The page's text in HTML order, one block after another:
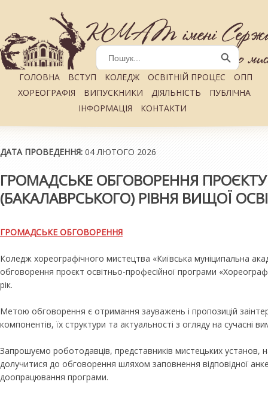
Search
Search Button
ГОЛОВНА ВСТУП КОЛЕДЖ ОСВІТНІЙ ПРОЦЕС
ОПП
ХОРЕОГРАФІЯ
ВИПУСКНИКИ ДІЯЛЬНІСТЬ
ПУБЛІЧНА
ІНФОРМАЦІЯ
КОНТАКТИ
ДАТА ПРОВЕДЕННЯ: 04 ЛЮТОГО 2026
ГРОМАДСЬКЕ ОБГОВОРЕННЯ
(БАКАЛАВРСЬКОГО) РІВНЯ ВИЩОЇ
ГРОМАДСЬКЕ ОБГОВОРЕННЯ
Коледж хореографічного мистецтва «Київська муніципальна
обговорення проєкт освітньо-професійної програми
рік.
Метою обговорення є отримання зауважень і пропозицій
компонентів, їх структури та актуальності з огляду на сучасні
Запрошуємо роботодавців, представників мистецьких установ,
долучитися до обговорення шляхом заповнення відповідної
доопрацювання програми.